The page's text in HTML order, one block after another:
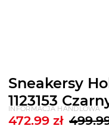
Sneakersy
1123153
INFORMACJA HANDLOWA
472.99 zł